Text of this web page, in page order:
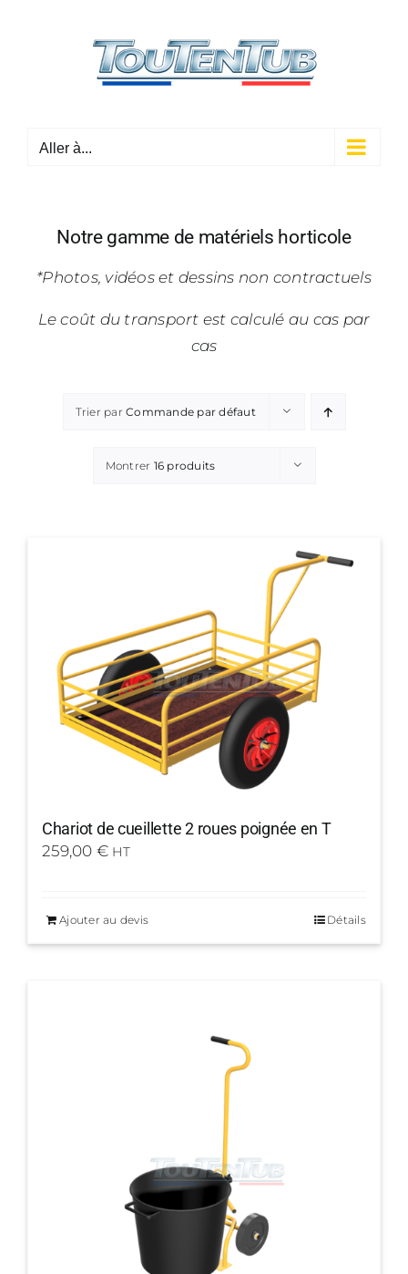
Aller à...
Notre gamme de matériels horticole
*Photos, vidéos et dessins non contractuels
Le coût du transport est calculé au cas par
cas
Trier parCommande par défaut
Montrer 16 produits
Chariot de cueillette 2 roues poignée en T
259,00 € HT
Ajouter au devis Détails